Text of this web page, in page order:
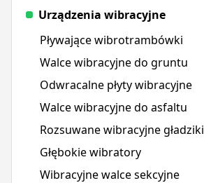
Urządzenia wibracyjne
Pływające wibrotrambówki
Walce wibracyjne do gruntu
Odwracalne płyty wibracyjne
Walce wibracyjne do asfaltu
Rozsuwane wibracyjne gładziki
Głębokie wibratory
Wibracyjne walce sekcyjne